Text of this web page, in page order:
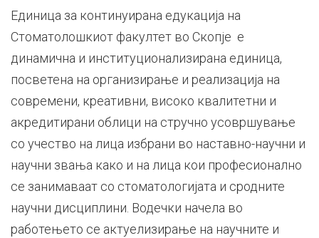
Единица за континуирана едукација на
Стоматолошкиот факултет во Скопје е
динамична и институционализирана единица,
посветена на организирање и реализација на
современи, креативни, високо квалитетни и
акредитирани облици на стручно усовршување
со учество на лица избрани во наставно-научни и
научни звања како и на лица кои професионално
се занимаваат со стоматологијата и сродните
научни дисциплини. Водечки начела во
работењето се актуелизирање на научните и